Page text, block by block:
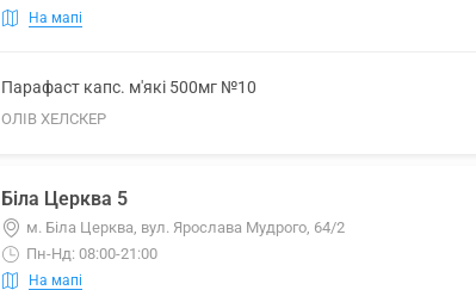
На мапі
Парафаст капс. м'які 500мг №10
ОЛІВ ХЕЛСКЕР
Біла Церква 5
м. Біла Церква, вул. Ярослава Мудрого, 64/2
Пн-Нд: 08:00-21:00
На мапі